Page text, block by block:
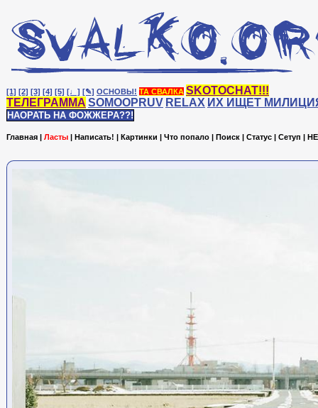
[1] [2] [3] [4] [5] [♩] [✎] ОСНОВЫ! ТА СВАЛКА SKOTOCHAT!!!
ТЕЛЕГРАММА SOMOOPRUV RELAX ИХ ИЩЕТ
НАОРАТЬ НА ФОЖЖЕРА??!
Главная | Ласты | Написать! | Картинки | Что попало | Поиск | Статус | Сетуп |